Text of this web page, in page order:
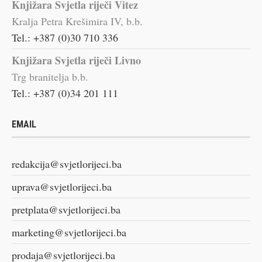
Knjižara Svjetla riječi Vitez
Kralja Petra Krešimira IV, b.b.
Tel.: +387 (0)30 710 336
Knjižara Svjetla riječi Livno
Trg branitelja b.b.
Tel.: +387 (0)34 201 111
EMAIL
redakcija@svjetlorijeci.ba
uprava@svjetlorijeci.ba
pretplata@svjetlorijeci.ba
marketing@svjetlorijeci.ba
prodaja@svjetlorijeci.ba